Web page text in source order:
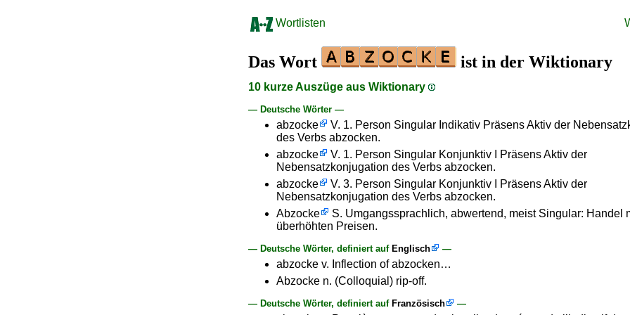
Wortlisten
Das Wort ist in der Wiktionary
10 kurze Auszüge aus Wiktionary
— Deutsche Wörter —
abzocke
V. 1. Person Singular Indikativ Präsens Aktiv der
des Verbs abzocken.
abzocke
V. 1. Person Singular Konjunktiv I Präsens Aktiv der
Nebensatzkonjugation des Verbs abzocken.
abzocke
V. 3. Person Singular Konjunktiv I Präsens Aktiv der
Nebensatzkonjugation des Verbs abzocken.
Abzocke
S. Umgangssprachlich, abwertend, meist Singular: Handel
überhöhten Preisen.
— Deutsche Wörter, definiert auf Englisch —
abzocke v. Inflection of abzocken…
Abzocke n. (Colloquial) rip-off.
— Deutsche Wörter, definiert auf Französisch —